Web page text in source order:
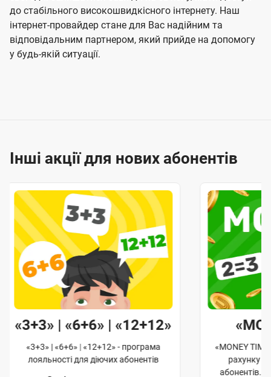
до стабільного високошвидкісного інтернету. Наш
інтернет-провайдер стане для Вас надійним та
відповідальним партнером, який прийде на допомогу
у будь-якій ситуації.
Інші акції для нових абонентів
«3+3» | «6+6» | «12+12»
«3+3» | «6+6» | «12+12» - програма
лояльності для діючих абонентів
«MONEY
рахунку
абонентів.